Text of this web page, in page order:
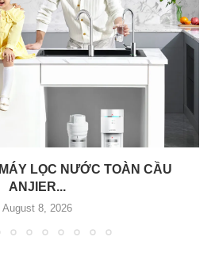
LỌC NƯỚC TOÀN CẦU
ANJIER...
August 8, 2026